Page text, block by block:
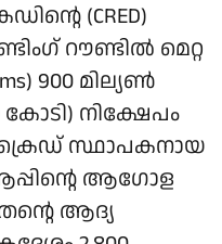
(CRED)
റൗണ്ടില്‍ മെറ്റ
900 മില്യണ്‍
നിക്ഷേപം
ക്രെഡ് സ്ഥാപകനായ
ആഗോള
തന്റെ ആദ്യ